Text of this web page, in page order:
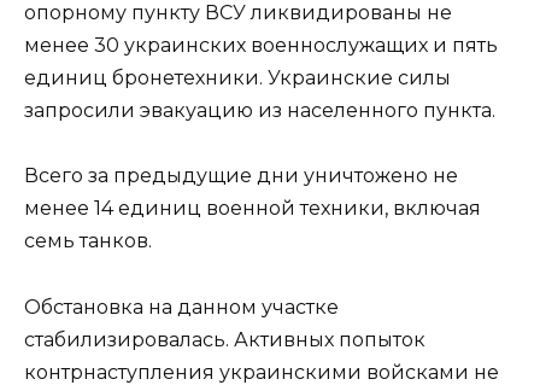
опорному пункту ВСУ ликвидированы не
менее 30 украинских военнослужащих и пять
единиц бронетехники. Украинские силы
запросили эвакуацию из населенного пункта.
Всего за предыдущие дни уничтожено не
менее 14 единиц военной техники, включая
семь танков.
Обстановка на данном участке
стабилизировалась. Активных попыток
контрнаступления украинскими войсками не